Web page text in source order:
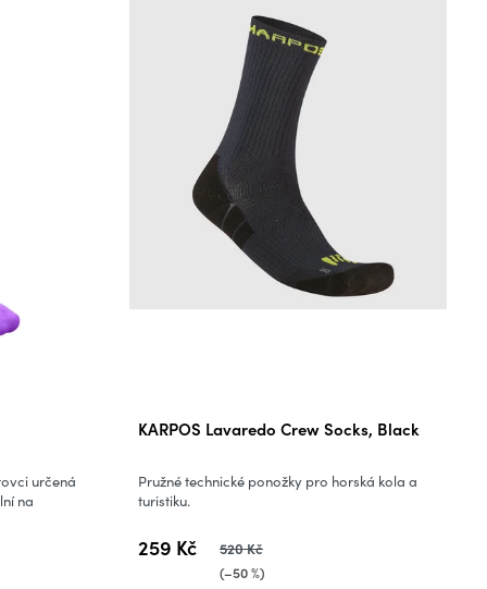
určená
na
KARPOS Lavaredo Crew Socks, Black
259 Kč 520 Kč
(–50 %)
Pružné technické ponožky pro horská kola a
turistiku.